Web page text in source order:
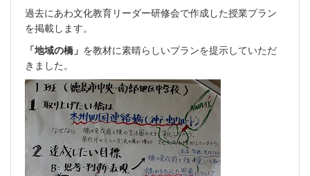
過去にあわ文化教育リーダー研修会で作成した授業プラン
を掲載します。
「地域の橋」 を教材に素晴らしいプランを提示していただ
きました。